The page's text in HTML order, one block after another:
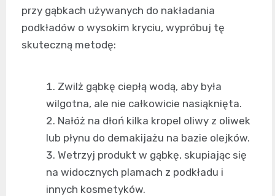
przy gąbkach używanych do nakładania
podkładów o wysokim kryciu, wypróbuj tę
skuteczną metodę:
Zwilż gąbkę ciepłą wodą, aby była
wilgotna, ale nie całkowicie nasiąknięta.
Nałóż na dłoń kilka kropel oliwy z oliwek
lub płynu do demakijażu na bazie olejków.
Wetrzyj produkt w gąbkę, skupiając się
na widocznych plamach z podkładu i
innych kosmetyków.